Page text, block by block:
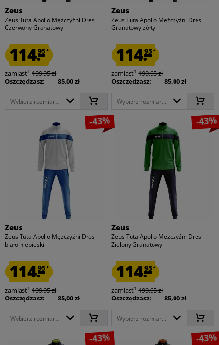
Zeus
Zeus Tuta Apollo Mężczyźni Dres
Czerwony Granatowy
114.95*
zamiast1 199,95 zł
Oszczędzasz:
85,00 zł
Wybierz rozmiar...
Zeus
Zeus Tuta Apollo Mężczyźni Dres
Granatowy żółty
114.95*
zamiast1 199,95 zł
Oszczędzasz:
85,00 zł
Wybierz rozmiar...
-43%
Zeus
Zeus Tuta Apollo Mężczyźni Dres
biało-niebieski
114.95*
zamiast1 199,95 zł
Oszczędzasz:
85,00 zł
Wybierz rozmiar...
-43%
Zeus
Zeus Tuta Apollo Mężczyźni Dres
Zielony Granatowy
114.95*
zamiast1 199,95 zł
Oszczędzasz:
85,00 zł
Wybierz rozmiar...
-43% -43%